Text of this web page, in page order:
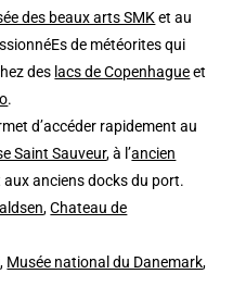
des beaux arts SMKet au
de météorites qui
des lacs de Copenhagueet
.
d’accéder rapidement au
Saint Sauveur, à l’ancien
aux anciens docks du port.
,Chateau de
, Musée national du Danemark,